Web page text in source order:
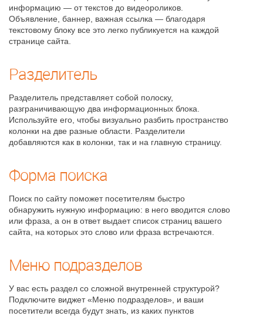
информацию — от текстов до видеороликов.
Объявление, баннер, важная ссылка — благодаря
текстовому блоку все это легко публикуется на каждой
странице сайта.
Разделитель
Разделитель представляет собой полоску,
разграничивающую два информационных блока.
Используйте его, чтобы визуально разбить пространство
колонки на две разные области. Разделители
добавляются как в колонки, так и на главную страницу.
Форма поиска
Поиск по сайту поможет посетителям быстро
обнаружить нужную информацию: в него вводится слово
или фраза, а он в ответ выдает список страниц вашего
сайта, на которых это слово или фраза встречаются.
Меню подразделов
У вас есть раздел со сложной внутренней структурой?
Подключите виджет «Меню подразделов», и ваши
посетители всегда будут знать, из каких пунктов